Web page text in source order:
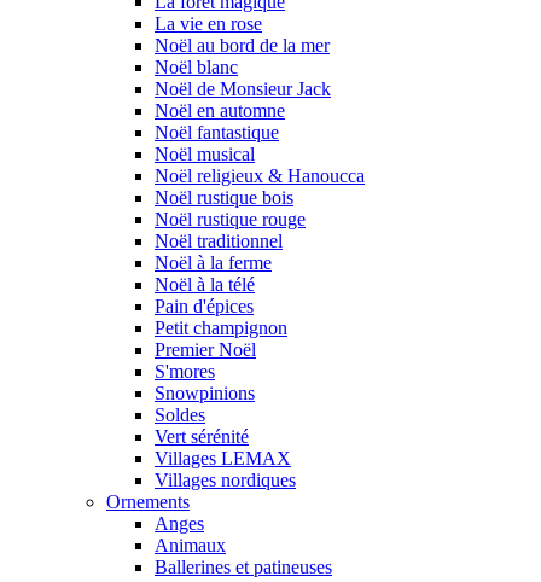
La vie en rose
Noël au bord de la mer
Noël blanc
Noël de Monsieur Jack
Noël en automne
Noël fantastique
Noël musical
Noël religieux & Hanoucca
Noël rustique bois
Noël rustique rouge
Noël traditionnel
Noël à la ferme
Noël à la télé
Pain d'épices
Petit champignon
Premier Noël
S'mores
Snowpinions
Soldes
Vert sérénité
Villages LEMAX
Villages nordiques
Ornements
Anges
Animaux
Ballerines et patineuses